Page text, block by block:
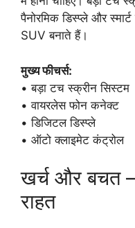
पैनोरमिक डिस्प्ले और
SUV बनाते हैं।
मुख्य फीचर्स:
• बड़ा टच स्क्रीन सिस्टम
• वायरलेस फोन कनेक्ट
• डिजिटल डिस्प्ले
• ऑटो क्लाइमेट कंट्रोल
खर्च और बचत
राहत